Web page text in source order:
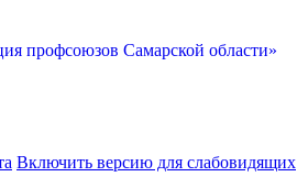
профсоюзов Самарской области»
Включить версию для слабовидящих